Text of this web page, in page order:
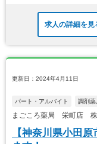
求人の詳細を見
更新日：2024年4月11日
パート・アルバイト 調剤薬
まごころ薬局 栄町店 株
【神奈川県小田